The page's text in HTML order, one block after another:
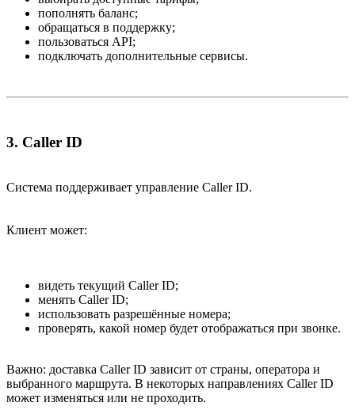
пополнять баланс;
обращаться в поддержку;
пользоваться API;
подключать дополнительные сервисы.
3. Caller ID​
Система поддерживает управление Caller ID.
Клиент может:
видеть текущий Caller ID;
менять Caller ID;
использовать разрешённые номера;
проверять, какой номер будет отображаться при звонке.
Важно: доставка Caller ID зависит от страны, оператора и
выбранного маршрута. В некоторых направлениях Caller ID
может изменяться или не проходить.